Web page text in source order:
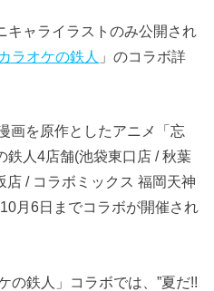
キャライラストのみ公開され
ラオケの鉄人 」のコラボ詳
画を原作としたアニメ「忘
鉄人4店舗(池袋東口店 / 秋葉
店 / コラボミックス 福岡天神
月6日までコラボが開催され
の鉄人」コラボでは、”夏だ!!